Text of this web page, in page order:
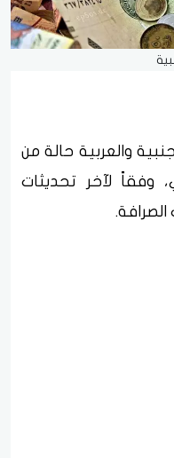
والعربية حالة من
وفقاً لآخر تحديثات